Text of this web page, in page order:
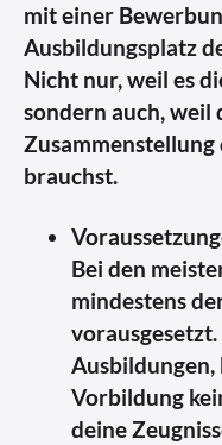
mit einer
Ausbildungsplatz
Nicht nur, weil es
sondern auch, weil
Zusammenstellung
brauchst.
Bei den
mindestens
Ausbildungen,
Vorbildung
deine